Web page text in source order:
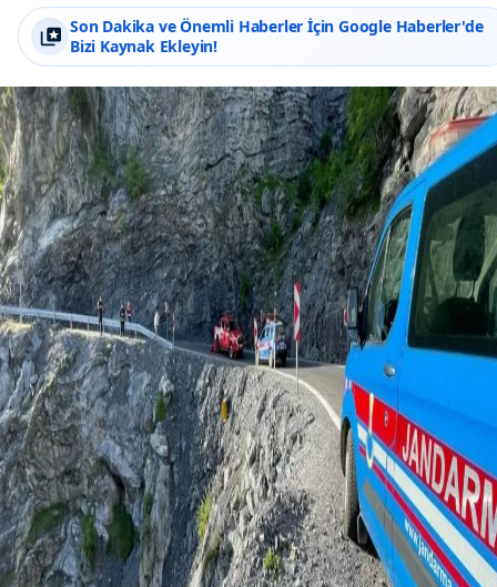
Son Dakika ve Önemli Haberler İçin Google Haberler'de
Bizi Kaynak Ekleyin!